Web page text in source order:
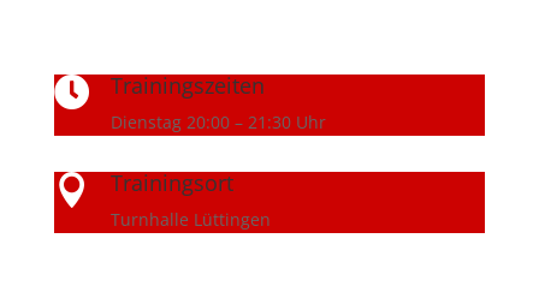
 Trainingszeiten
Dienstag 20:00 – 21:30 Uhr
 Trainingsort
Turnhalle Lüttingen